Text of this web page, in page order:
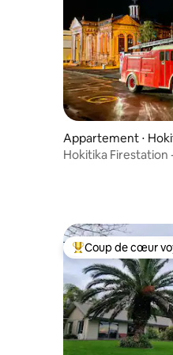
Appartement ⋅
Hokitika Firestation
Coups de cœur
Coup de cœur